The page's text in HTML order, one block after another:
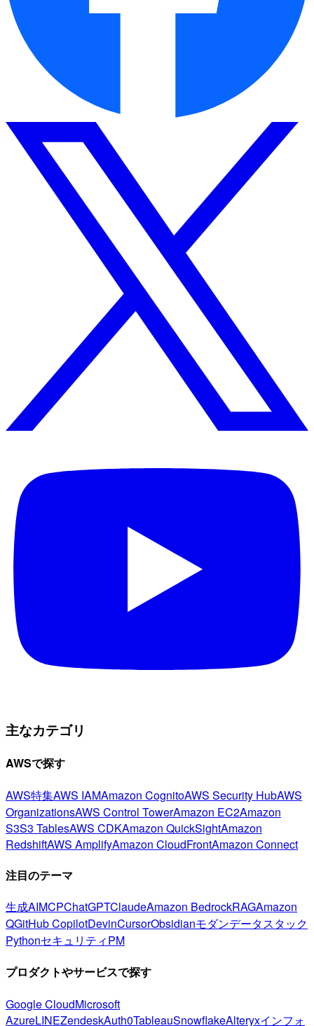
主なカテゴリ
AWSで探す
AWS特集AWS IAMAmazon CognitoAWS Security HubAWS
OrganizationsAWS Control TowerAmazon EC2Amazon
S3S3 TablesAWS CDKAmazon QuickSightAmazon
RedshiftAWS AmplifyAmazon CloudFrontAmazon Connect
注目のテーマ
生成AIMCPChatGPTClaudeAmazon BedrockRAGAmazon
QGitHub CopilotDevinCursorObsidianモダンデータスタック
PythonセキュリティPM
プロダクトやサービスで探す
Google CloudMicrosoft
AzureLINEZendeskAuth0TableauSnowflakeAlteryxインフォ